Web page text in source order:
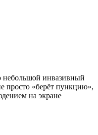
инвазивный
просто «берёт пункцию»,
на экране